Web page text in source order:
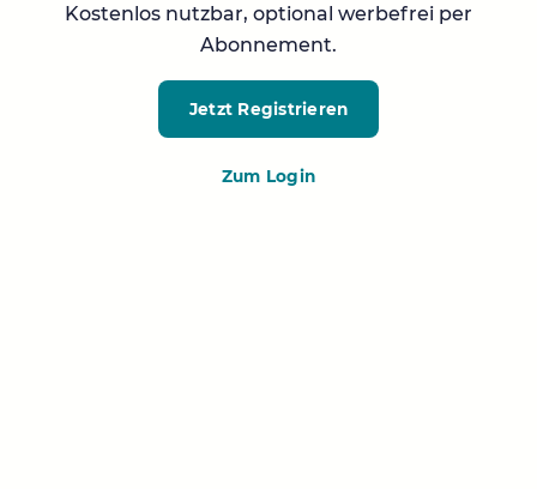
Kostenlos nutzbar, optional werbefrei per
Abonnement.
Jetzt Registrieren
Zum Login